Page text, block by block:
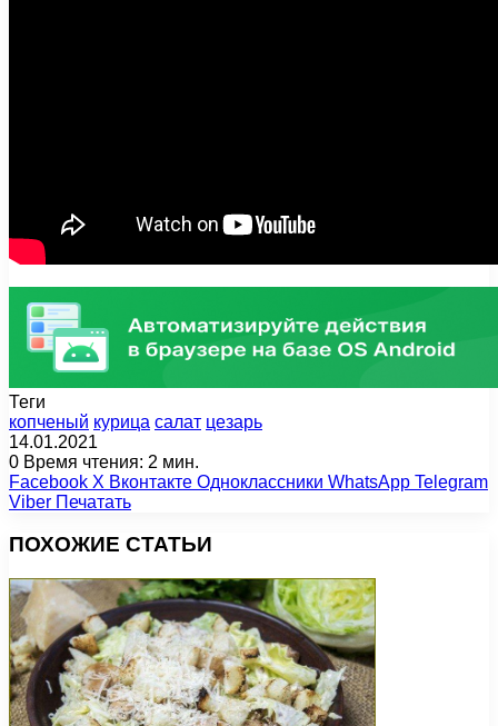
Теги
копченый курица салат цезарь
14.01.2021
0 Время чтения: 2 мин.
Facebook X Вконтакте Одноклассники WhatsApp Telegram
Viber Печатать
ПОХОЖИЕ СТАТЬИ